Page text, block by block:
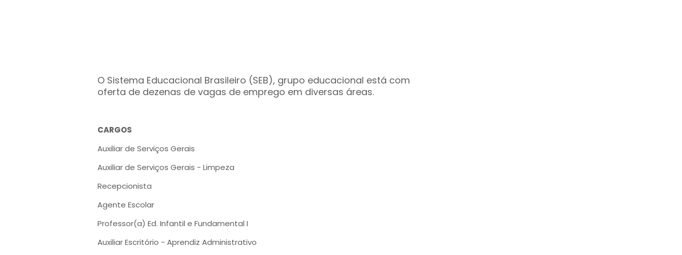
O Sistema Educacional Brasileiro (SEB), grupo educacional está com
oferta de dezenas de vagas de emprego em diversas áreas.
CARGOS
Auxiliar de Serviços Gerais
Auxiliar de Serviços Gerais - Limpeza
Recepcionista
Agente Escolar
Professor(a) Ed. Infantil e Fundamental I
Auxiliar Escritório - Aprendiz Administrativo